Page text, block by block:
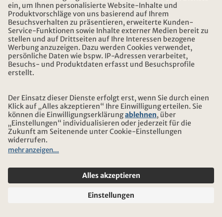
Verwendung von GoogleMaps
Wir verwenden auf unserer Website die Funktion zur
Einbettung von GoogleMaps-Karten der Google LLC (1600
Amphitheatre Parkway, Mountain View, CA 94043, USA;
„Google“).
Google Ireland Limited (Gordon House, Barrow Street,
Dublin 4, Irland) der für die Daten zuständige
Verantwortliche. Google Ireland Limited ist demnach das
mit Google verbundene Unternehmen, welches für die
Verarbeitung der Daten und die Einhaltung der
Die Funktion ermöglicht die visuelle Darstellung von
geographischen Informationen und interaktiven